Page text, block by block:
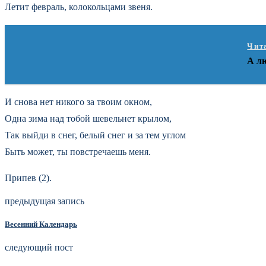
Летит февраль, колокольцами звеня.
А
И снова нет никого за твоим окном,
Одна зима над тобой шевельнет крылом,
Так выйди в снег, белый снег и за тем углом
Быть может, ты повстречаешь меня.
Припев (2).
предыдущая запись
Весенний Календарь
следующий пост